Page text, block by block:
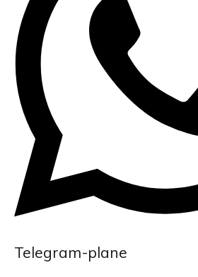
Telegram-plane